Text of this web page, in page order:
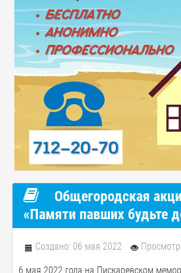
Общегородская
«Памяти павших будьте
Создано: 06 мая 2022
6 мая 2022 года на Пискаревском